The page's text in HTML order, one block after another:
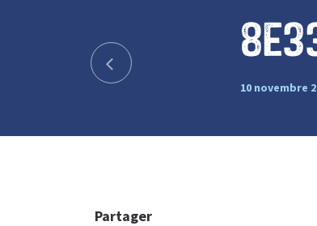
10 novembre
Partager